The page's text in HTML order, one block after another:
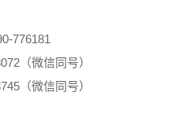
776181
（微信同号）
（微信同号）